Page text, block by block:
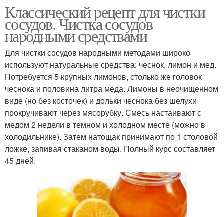
Классический рецепт для чистки
сосудов. Чистка сосудов
народными средствами
Для чистки сосудов народными методами широко
используют натуральные средства: чеснок, лимон и мед.
Потребуется 5 крупных лимонов, столько же головок
чеснока и половина литра меда. Лимоны в неочищенном
виде (но без косточек) и дольки чеснока без шелухи
прокручивают через мясорубку. Смесь настаивают с
медом 2 недели в темном и холодном месте (можно в
холодильнике). Затем натощак принимают по 1 столовой
ложке, запивая стаканом воды. Полный курс составляет
45 дней.